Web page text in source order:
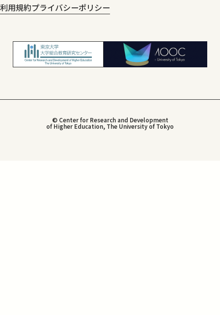
利用規約プライバシーポリシー
© Center for Research and Development
of Higher Education, The University of Tokyo